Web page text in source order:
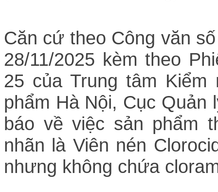
Căn cứ theo Công văn
28/11/2025 kèm theo
25 của Trung tâm
phẩm Hà Nội, Cục
báo về việc sản phẩm
nhãn là Viên nén
nhưng không chứa